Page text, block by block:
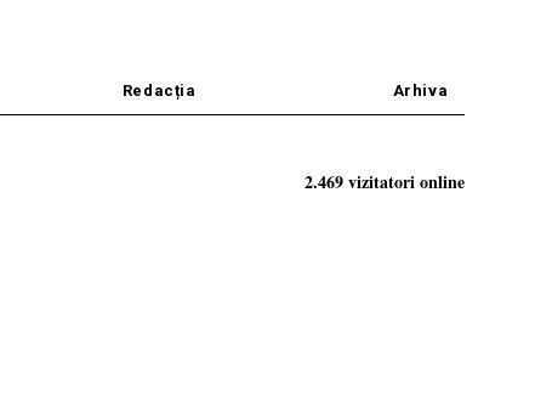
Redacția Arhiva
2.469 vizitatori online